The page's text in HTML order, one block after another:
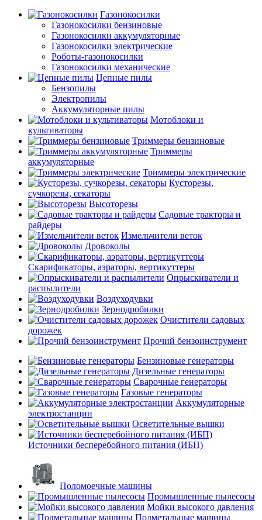
Газонокосилки
Газонокосилки бензиновые
Газонокосилки аккумуляторные
Газонокосилки электрические
Роботы-газонокосилки
Газонокосилки механические
Цепные пилы
Бензопилы
Электропилы
Аккумуляторные пилы
Мотоблоки и
культиваторы
Триммеры бензиновые
Триммеры
аккумуляторные
Триммеры электрические
Кусторезы,
сучкорезы, секаторы
Высоторезы
Садовые тракторы и
райдеры
Измельчители веток
Дровоколы
Скарификаторы, аэраторы, вертикуттеры
Опрыскиватели и
распылители
Воздуходувки
Зернодробилки
Очистители садовых
дорожек
Прочий бензоинструмент
Бензиновые генераторы
Дизельные генераторы
Сварочные генераторы
Газовые генераторы
Аккумуляторные
электростанции
Осветительные вышки
Источники бесперебойного питания (ИБП)
Поломоечные машины
Промышленные пылесосы
Мойки высокого давления
Подметальные машины